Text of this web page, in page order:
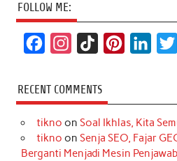
FOLLOW ME:
c
e
b
s
t
a
k
T
o
k
t
e
r
k
e
d
RECENT COMMENTS
tikno on Soal Ikhlas, Kita
tikno on Senja SEO, Fajar
Berganti Menjadi Mesin Penjawab